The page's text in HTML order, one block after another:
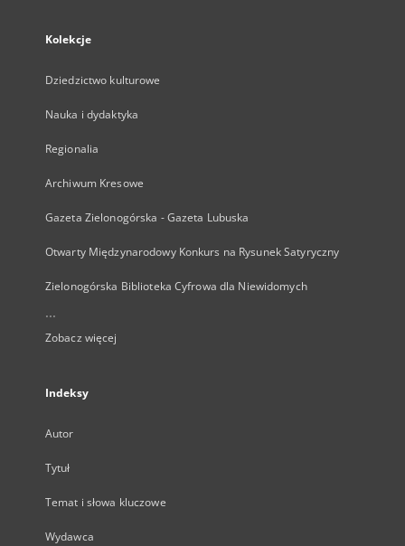
Kolekcje
Dziedzictwo kulturowe
Nauka i dydaktyka
Regionalia
Archiwum Kresowe
Gazeta Zielonogórska - Gazeta Lubuska
Otwarty Międzynarodowy Konkurs na Rysunek Satyryczny
Zielonogórska Biblioteka Cyfrowa dla Niewidomych
...
Zobacz więcej
Indeksy
Autor
Tytuł
Temat i słowa kluczowe
Wydawca